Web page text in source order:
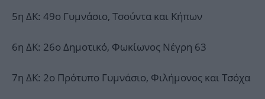
5η ΔΚ: 49ο Γυμνάσιο, Τσούντα και Κήπων
6η ΔΚ: 26ο Δημοτικό, Φωκίωνος Νέγρη 63
7η ΔΚ: 2ο Πρότυπο Γυμνάσιο, Φιλήμονος και Τσόχα